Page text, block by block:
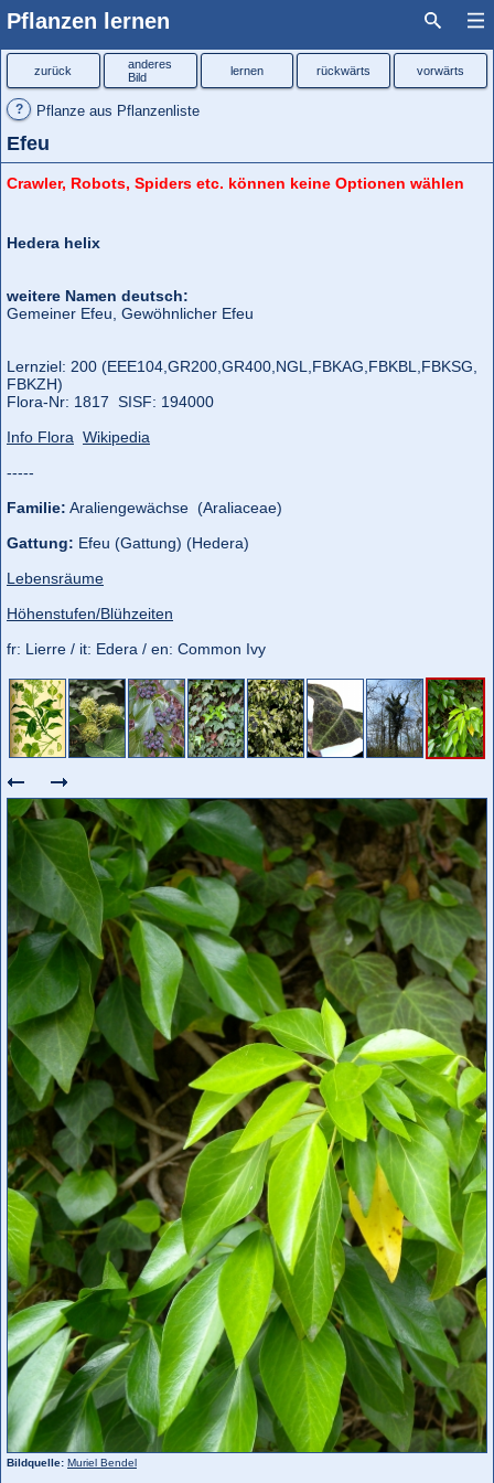
Pflanzen lernen
? Pflanze aus Pflanzenliste
Efeu
zurück
anderes
Bild
lernen rückwärts vorwärts
Crawler, Robots, Spiders etc. können keine Optionen wählen
Bildquelle: Muriel Bendel
Hedera helix
weitere Namen deutsch:
Gemeiner Efeu, Gewöhnlicher Efeu
Lernziel: 200 (EEE104, GR200, GR400, NGL, FBKAG, FBKBL, FBKSG,
FBKZH)
Flora‑Nr: 1817 SISF: 194000
Info Flora Wikipedia
-----
Familie: Araliengewächse (Araliaceae)
Gattung: Efeu (Gattung) (Hedera)
Lebensräume
Höhenstufen/Blühzeiten
fr: Lierre / it: Edera / en: Common Ivy